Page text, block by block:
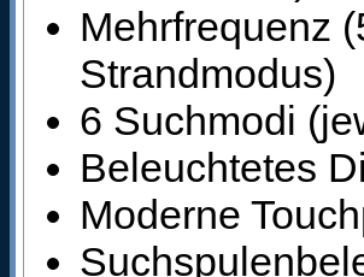
Mehrfrequenz
Strandmodus)
6 Suchmodi
Beleuchtetes
Moderne